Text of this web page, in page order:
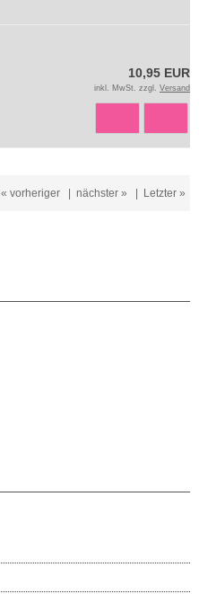
10,95 EUR
inkl. MwSt. zzgl. Versand
« vorheriger nächster » Letzter »